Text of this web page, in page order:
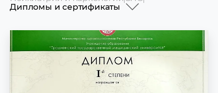
Дипломы и сертификаты
Участие в Республиканском конкурсе
студенческих работ